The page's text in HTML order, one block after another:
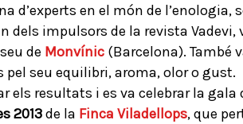
d’experts en el món de
dels impulsors de la revista
de Monvínic (Barcelona). També
seu equilibri, aroma, olor o gust.
resultats i es va celebrar la gala
2013de la Finca Viladellops, que